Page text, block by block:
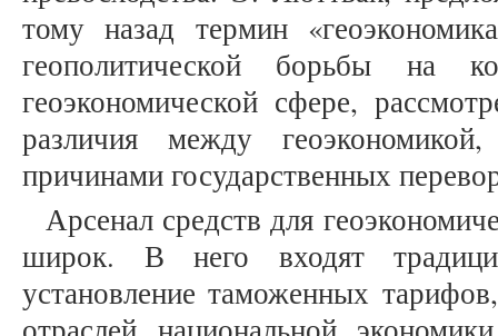
тому назад термин
геополитической борьбы на
геоэкономической сфере,
различия между
причинами государственных
Арсенал средств для
широк. В него входят
установление таможенных